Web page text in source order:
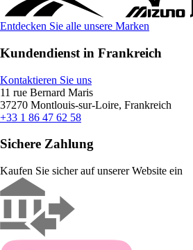
Entdecken Sie alle unsere Marken
Kundendienst in Frankreich
Kontaktieren Sie uns
11 rue Bernard Maris
37270 Montlouis-sur-Loire, Frankreich
+33 1 86 47 62 58
Sichere Zahlung
Kaufen Sie sicher auf unserer Website ein